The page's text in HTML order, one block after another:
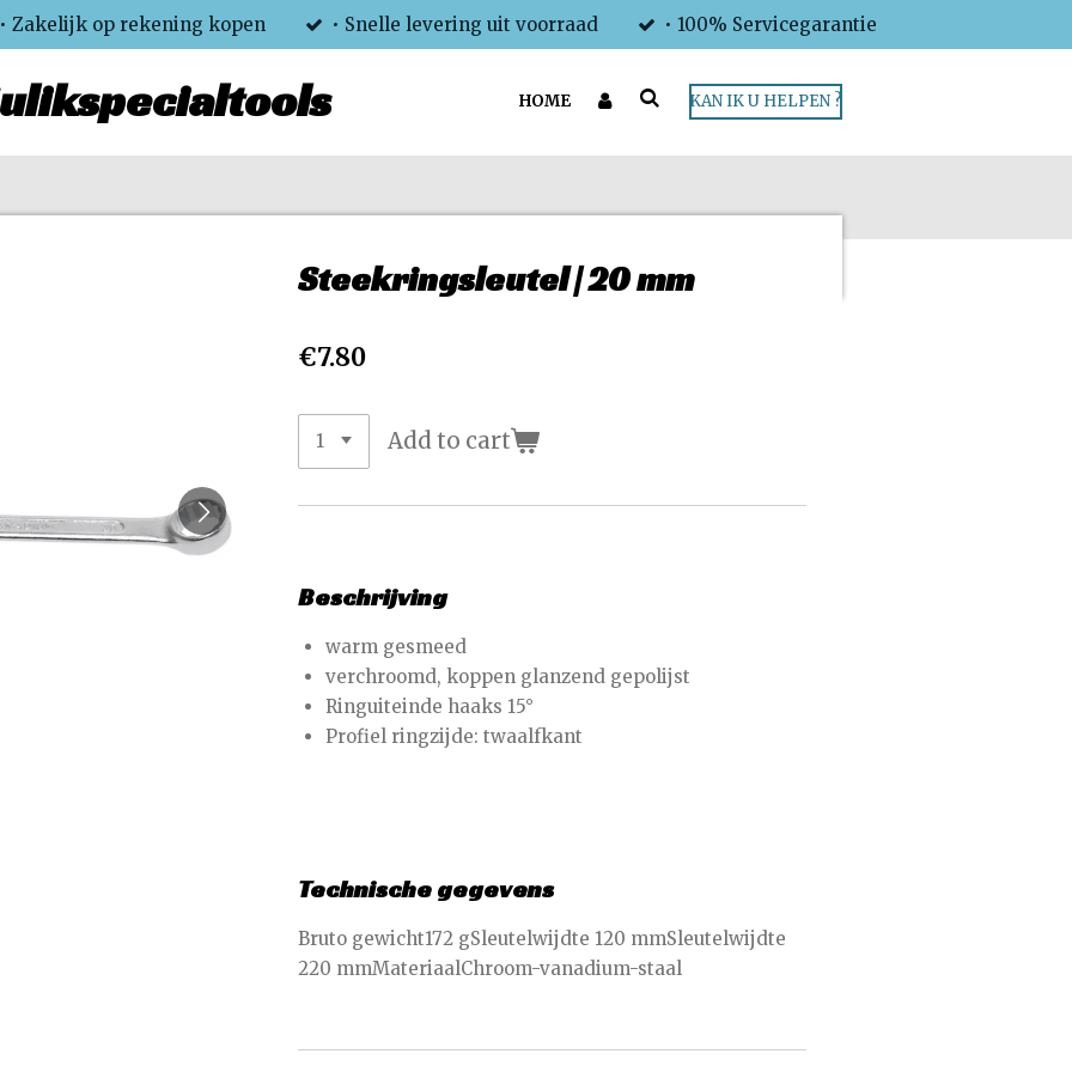
• Zakelijk op rekening kopen • Snelle levering uit voorraad • 100% Servicegarantie
HOME KAN IK U HELPEN ?
Steekringsleutel | 20 mm
€7.80
Add to cart
Beschrijving
warm gesmeed
verchroomd, koppen glanzend gepolijst
Ringuiteinde haaks 15°
Profiel ringzijde: twaalfkant
Technische gegevens
Bruto gewicht172 gSleutelwijdte 120 mmSleutelwijdte
220 mmMateriaalChroom-vanadium-staal